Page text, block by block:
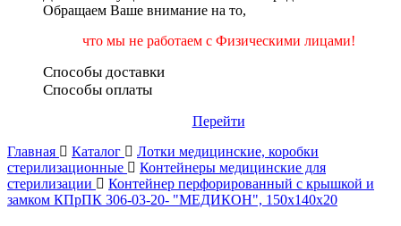
Обращаем Ваше внимание на то,
что мы не работаем с Физическими лицами!
Способы доставки
Способы оплаты
Перейти
Главная
Каталог
Лотки медицинские, коробки
стерилизационные
Контейнеры медицинские для
стерилизации
Контейнер перфорированный с крышкой и
замком КПрПК 306-03-20- "МЕДИКОН", 150х140х20